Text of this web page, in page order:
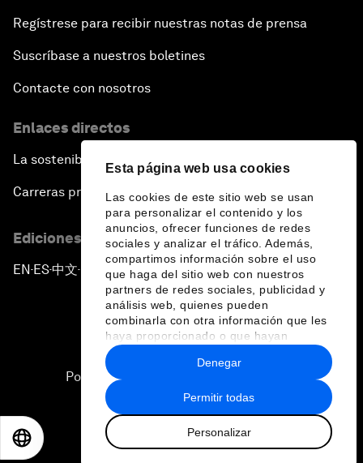
Esta página web usa cookies
Las cookies de este sitio web se usan
para personalizar el contenido y los
anuncios, ofrecer funciones de redes
sociales y analizar el tráfico. Además,
compartimos información sobre el uso
que haga del sitio web con nuestros
partners de redes sociales, publicidad y
análisis web, quienes pueden
combinarla con otra información que les
haya proporcionado o que hayan
recopilado a partir del uso que haya
hecho de sus servicios.
Permitir todas
Personalizar
Denegar
Regístrese para recibir nuestras notas de prensa
Suscríbase a nuestros boletines
Contacte con nosotros
Enlaces directos
La sostenibilidad en el Foro
Carreras profesionales
Ediciones en otros idiomas
EN ▪ ES▪中文▪ 日本語
Política de privacidad y normas de uso
2026 Foro Económico Mundial